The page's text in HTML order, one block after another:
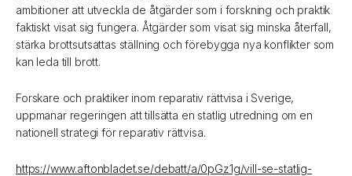
ambitioner att utveckla de åtgärder som i forskning och praktik
faktiskt visat sig fungera. Åtgärder som visat sig minska återfall,
stärka brottsutsattas ställning och förebygga nya konflikter som
kan leda till brott.
Forskare och praktiker inom reparativ rättvisa i Sverige,
uppmanar regeringen att tillsätta en statlig utredning om en
nationell strategi för reparativ rättvisa.
https://www.aftonbladet.se/debatt/a/0pGz1g/vill-se-statlig-